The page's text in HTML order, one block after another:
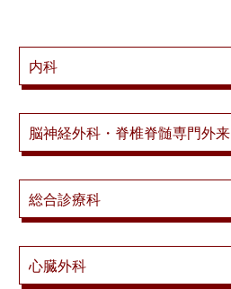
内科
脳神経外科・脊椎脊髄専門外来
総合診療科
心臓外科